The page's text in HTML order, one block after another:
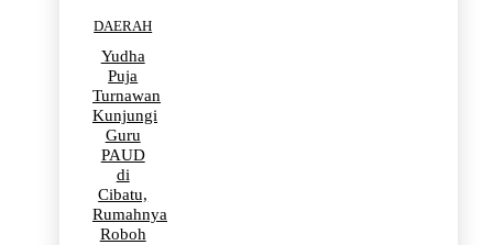
DAERAH
Yudha
Puja
Turnawan
Kunjungi
Guru
PAUD
di
Cibatu,
Rumahnya
Roboh